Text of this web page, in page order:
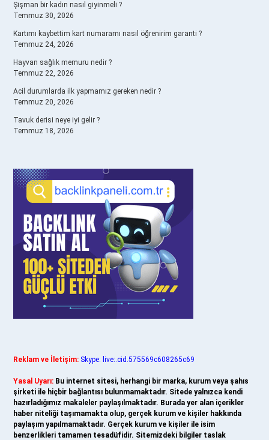
Şişman bir kadın nasıl giyinmeli ?
Temmuz 30, 2026
Kartımı kaybettim kart numaramı nasıl öğrenirim garanti ?
Temmuz 24, 2026
Hayvan sağlık memuru nedir ?
Temmuz 22, 2026
Acil durumlarda ilk yapmamız gereken nedir ?
Temmuz 20, 2026
Tavuk derisi neye iyi gelir ?
Temmuz 18, 2026
Reklam ve İletişim: Skype: live:.cid.575569c608265c69
Yasal Uyarı: Bu internet sitesi, herhangi bir marka, kurum veya şahıs
şirketi ile hiçbir bağlantısı bulunmamaktadır. Sitede yalnızca kendi
hazırladığımız makaleler paylaşılmaktadır. Burada yer alan içerikler
haber niteliği taşımamakta olup, gerçek kurum ve kişiler hakkında
paylaşım yapılmamaktadır. Gerçek kurum ve kişiler ile isim
benzerlikleri tamamen tesadüfidir. Sitemizdeki bilgiler taslak